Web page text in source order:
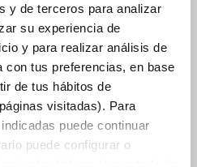
y de terceros para analizar
su experiencia de
y para realizar análisis de
con tus preferencias, en base
de tus hábitos de
visitadas). Para
puede continuar
puede configurar o
helicoidal, el flujo de aire
en la misma dirección que
aire sale y entra del rodete
que los radios del